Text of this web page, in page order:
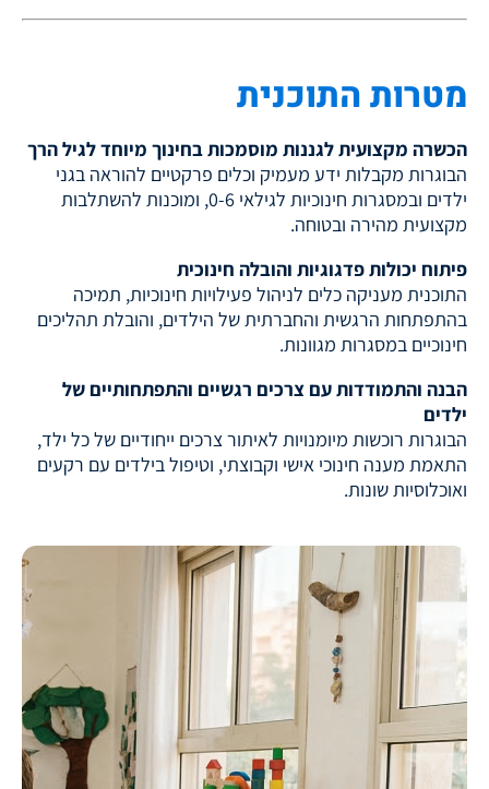
מטרות התוכנית
הכשרה מקצועית לגננות מוסמכות בחינוך מיוחד לגיל הרך
הבוגרות מקבלות ידע מעמיק וכלים פרקטיים להוראה בגני
ילדים ובמסגרות חינוכיות לגילאי 0-6, ומוכנות להשתלבות
מקצועית מהירה ובטוחה.
פיתוח יכולות פדגוגיות והובלה חינוכית
התוכנית מעניקה כלים לניהול פעילויות חינוכיות, תמיכה
בהתפתחות הרגשית והחברתית של הילדים, והובלת תהליכים
חינוכיים במסגרות מגוונות.
הבנה והתמודדות עם צרכים רגשיים והתפתחותיים של
ילדים
הבוגרות רוכשות מיומנויות לאיתור צרכים ייחודיים של כל ילד,
התאמת מענה חינוכי אישי וקבוצתי, וטיפול בילדים עם רקעים
ואוכלוסיות שונות.